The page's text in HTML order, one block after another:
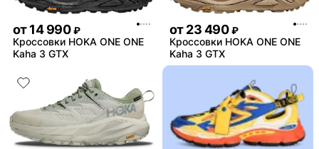
от14 990 ₽
Кроссовки HOKA ONE ONE
Kaha 3 GTX
от23 490 ₽
Кроссовки HOKA ONE ONE
Kaha 3 GTX